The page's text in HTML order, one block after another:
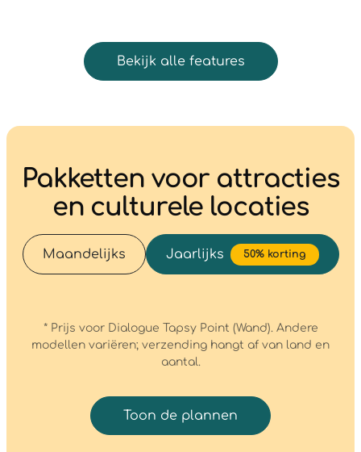
Bekijk alle features
Pakketten voor attracties
en culturele locaties
Maandelijks Jaarlijks 50% korting
* Prijs voor Dialogue Tapsy Point (Wand). Andere
modellen variëren; verzending hangt af van land en
aantal.
Toon de plannen